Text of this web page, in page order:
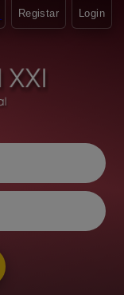
Registar Login